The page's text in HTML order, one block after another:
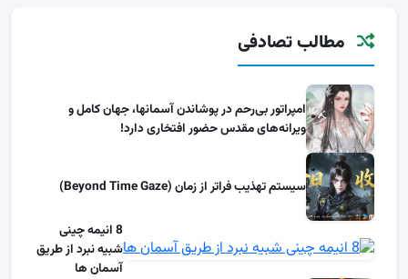
مطالب تصادفی
امپراتور بی‌رحم در پوشاندن آسمانها، جهان کامل و
ویرانه‌های مقدس حضور افتخاری دارد!
سیستم تهذیب فراتر از زمان (Beyond Time Gaze)
8 انیمه چینی
شبیه نبرد از طریق
آسمان ها